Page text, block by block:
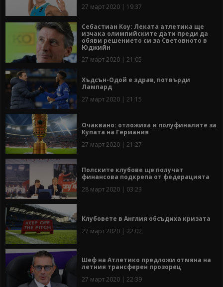
27 март 2020 | 19:37
Себастиан Коу: Леката атлетика ще
изчака олимпийските дати преди да
обяви решението си за Световното в
Юджийн
27 март 2020 | 21:05
Хъдсън-Одой е здрав, потвърди
Лампард
27 март 2020 | 21:15
Очаквано: отложиха и полуфиналите за
Купата на Германия
27 март 2020 | 21:27
Полските клубове ще получат
финансова подкрепа от федерацията
28 март 2020 | 03:23
Клубовете в Англия обсъдиха кризата
27 март 2020 | 22:02
Шеф на Атлетико предложи отмяна на
летния трансферен прозорец
27 март 2020 | 22:39